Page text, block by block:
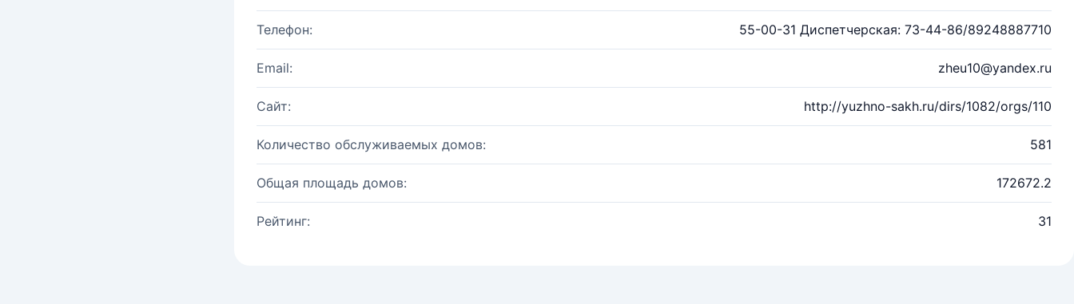
Телефон: 55-00-31 Диспетчерская: 73-44-86/89248887710
Email: zheu10@yandex.ru
Сайт: http://yuzhno-sakh.ru/dirs/1082/orgs/110
Количество обслуживаемых домов: 581
Общая площадь домов: 172672.2
Рейтинг: 31